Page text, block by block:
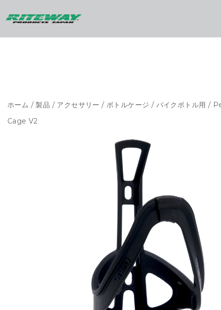
ホーム /製品 / アクセサリー /ボトルケージ / バイクボトル用 /
Cage V2